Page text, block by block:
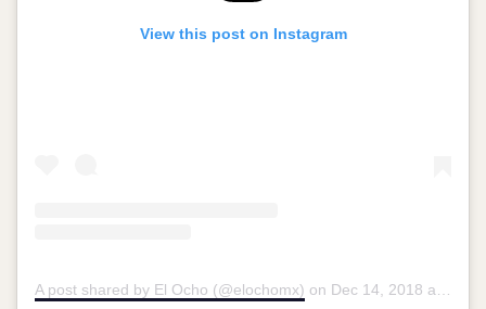
View this post on Instagram
A post shared by El Ocho (@elochomx) on Dec 14, 2018 at 10:35am PST